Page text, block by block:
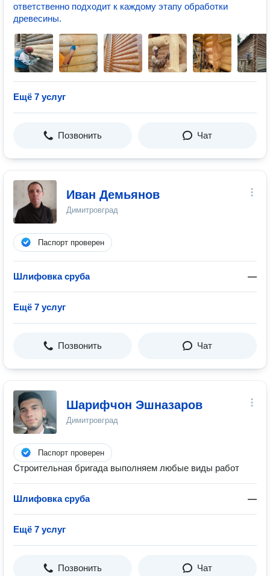
ответственно подходит к каждому этапу обработки
древесины.
Ещё 7 услуг
Позвонить Чат
Иван Демьянов
Димитровград
Паспорт проверен
Шлифовка сруба —
Ещё 7 услуг
Позвонить Чат
Шарифчон Эшназаров
Димитровград
Паспорт проверен
Строительная бригада выполняем любые виды работ
Шлифовка сруба —
Ещё 7 услуг
Позвонить Чат